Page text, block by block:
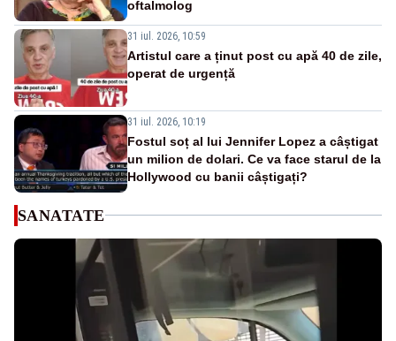
oftalmolog
31 iul. 2026, 10:59
Artistul care a ținut post cu apă 40 de zile,
operat de urgență
31 iul. 2026, 10:19
Fostul soț al lui Jennifer Lopez a câștigat
un milion de dolari. Ce va face starul de la
Hollywood cu banii câștigați?
SANATATE